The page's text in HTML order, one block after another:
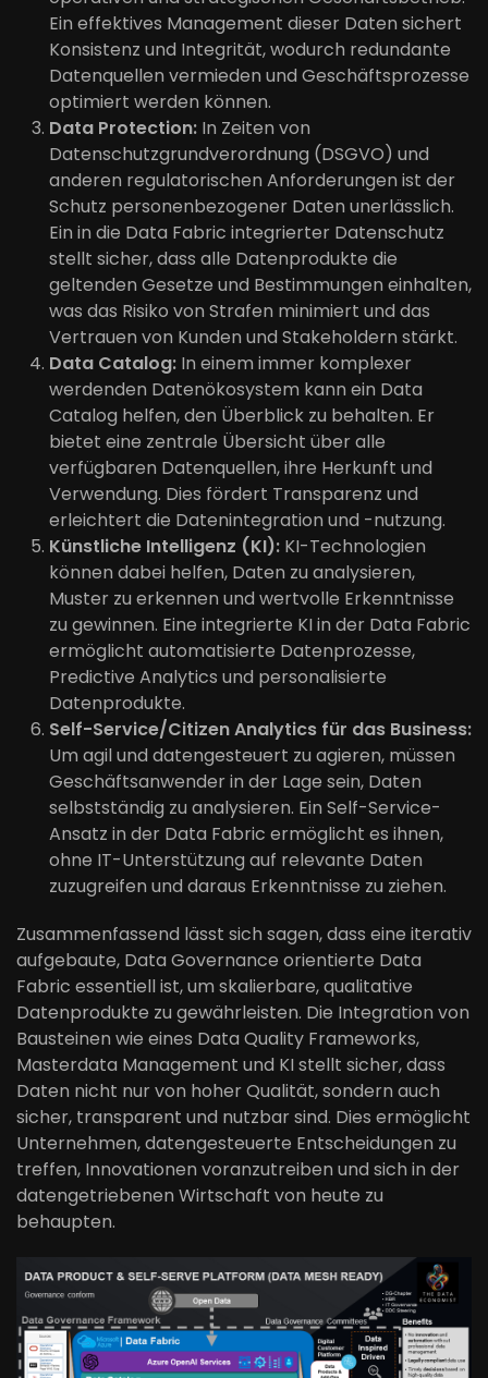
Ein effektives Management dieser Daten sichert
Konsistenz und Integrität, wodurch redundante
Datenquellen vermieden und Geschäftsprozesse
optimiert werden können.
Data Protection: In Zeiten von
Datenschutzgrundverordnung (DSGVO) und
anderen regulatorischen Anforderungen ist der
Schutz personenbezogener Daten unerlässlich.
Ein in die Data Fabric integrierter Datenschutz
stellt sicher, dass alle Datenprodukte die
geltenden Gesetze und Bestimmungen einhalten,
was das Risiko von Strafen minimiert und das
Vertrauen von Kunden und Stakeholdern stärkt.
Data Catalog: In einem immer komplexer
werdenden Datenökosystem kann ein Data
Catalog helfen, den Überblick zu behalten. Er
bietet eine zentrale Übersicht über alle
verfügbaren Datenquellen, ihre Herkunft und
Verwendung. Dies fördert Transparenz und
erleichtert die Datenintegration und -nutzung.
Künstliche Intelligenz (KI): KI-Technologien
können dabei helfen, Daten zu analysieren,
Muster zu erkennen und wertvolle Erkenntnisse
zu gewinnen. Eine integrierte KI in der Data Fabric
ermöglicht automatisierte Datenprozesse,
Predictive Analytics und personalisierte
Datenprodukte.
Self-Service/Citizen Analytics für das Business:
Um agil und datengesteuert zu agieren, müssen
Geschäftsanwender in der Lage sein, Daten
selbstständig zu analysieren. Ein Self-Service-
Ansatz in der Data Fabric ermöglicht es ihnen,
ohne IT-Unterstützung auf relevante Daten
zuzugreifen und daraus Erkenntnisse zu ziehen.
Zusammenfassend lässt sich sagen, dass eine iterativ
aufgebaute, Data Governance orientierte Data
Fabric essentiell ist, um skalierbare, qualitative
Datenprodukte zu gewährleisten. Die Integration von
Bausteinen wie eines Data Quality Frameworks,
Masterdata Management und KI stellt sicher, dass
Daten nicht nur von hoher Qualität, sondern auch
sicher, transparent und nutzbar sind. Dies ermöglicht
Unternehmen, datengesteuerte Entscheidungen zu
treffen, Innovationen voranzutreiben und sich in der
datengetriebenen Wirtschaft von heute zu
behaupten.